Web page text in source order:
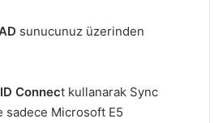
sunucunuz üzerinden
Connect kullanarak Sync
Microsoft E5